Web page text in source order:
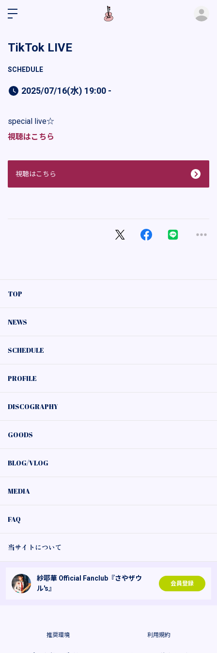
TikTok LIVE
SCHEDULE
2025/07/16(水) 19:00 -
special live☆
視聴はこちら
視聴はこちら
TOP
NEWS
SCHEDULE
PROFILE
DISCOGRAPHY
GOODS
BLOG/VLOG
MEDIA
FAQ
当サイトについて
紗耶華 Official Fanclub『さやザウ
ル's』
会員登録
推奨環境 利用規約